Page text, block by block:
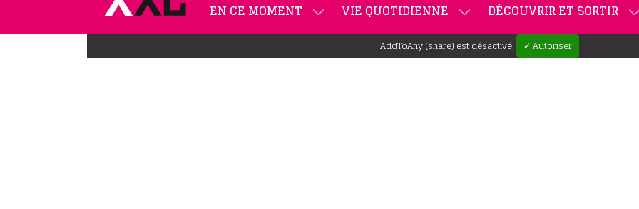
EN CE MOMENT VIE QUOTIDIENNE DÉCOUVRIR ET SORTIR
AddToAny (share) est désactivé. ✓ Autoriser